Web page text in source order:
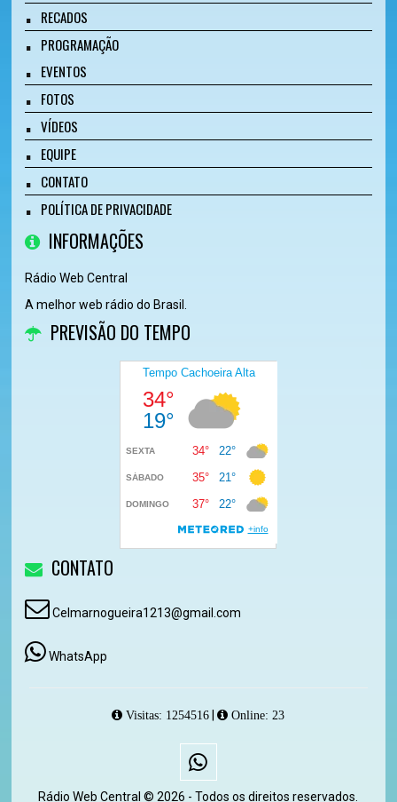
RECADOS
PROGRAMAÇÃO
EVENTOS
FOTOS
VÍDEOS
EQUIPE
CONTATO
POLÍTICA DE PRIVACIDADE
INFORMAÇÕES
Rádio Web Central
A melhor web rádio do Brasil.
PREVISÃO DO TEMPO
CONTATO
Celmarnogueira1213@gmail.com
WhatsApp
Visitas: 1254516 | Online: 23
Rádio Web Central © 2026 - Todos os direitos reservados.